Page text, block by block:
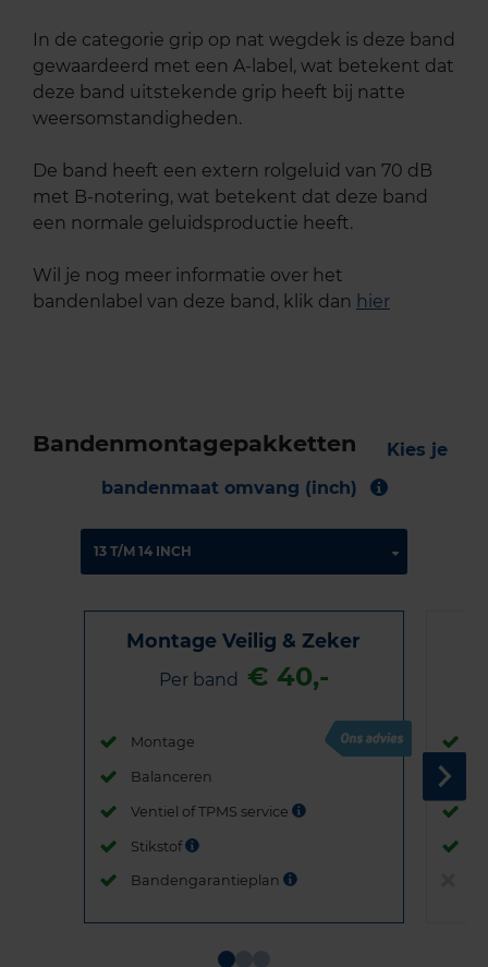
In de categorie grip op nat wegdek is deze band
gewaardeerd met een A-label, wat betekent dat
deze band uitstekende grip heeft bij natte
weersomstandigheden.
De band heeft een extern rolgeluid van 70 dB
met B-notering, wat betekent dat deze band
een normale geluidsproductie heeft.
Wil je nog meer informatie over het
bandenlabel van deze band, klik dan hier
Bandenmontagepakketten
Kies je
bandenmaat omvang (inch)
Montage Veilig & Zeker
Per band € 40,-
Montage
Balanceren
Ventiel of TPMS service
Stikstof
Bandengarantieplan